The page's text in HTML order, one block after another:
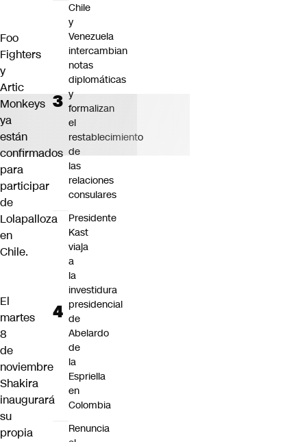
Foo
Fighters
y
Artic
Monkeys
ya
están
confirmados
para
participar
de
Lolapalloza
en
Chile.
El
martes
8
de
noviembre
Shakira
inaugurará
su
propia
Chile
y
Venezuela
intercambian
notas
diplomáticas
y
formalizan
el
restablecimiento
de
las
relaciones
consulares
Presidente
Kast
viaja
a
la
investidura
presidencial
de
Abelardo
de
la
Espriella
en
Colombia
Renuncia